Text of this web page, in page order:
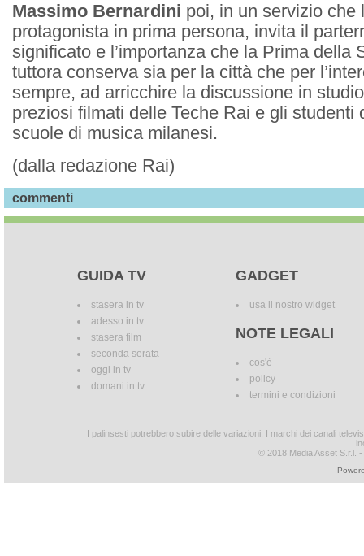
Massimo Bernardini poi, in un servizio che
protagonista in prima persona, invita il
significato e l’importanza che la Prima della
tuttora conserva sia per la città che per
sempre, ad arricchire la discussione in
preziosi filmati delle Teche Rai e gli studenti
scuole di musica milanesi.
(dalla redazione Rai)
commenti
GUIDA TV
stasera in tv
adesso in tv
stasera film
seconda serata
oggi in tv
domani in tv
GADGET
usa il nostro widget
NOTE LEGALI
cos'è
policy
termini e condizioni
I palinsesti potrebbero subire delle variazioni. I marchi dei canali
© 2018 Media Asset S.r.l.